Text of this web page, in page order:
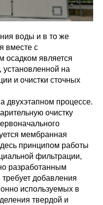
воды и в то же
вместе с
осадком является
на
и очистки сточных
двухэтапном процессе.
очистку
мембранная
принципом работы
фильтрации,
разработанным
добавления
используемых в
твердой и